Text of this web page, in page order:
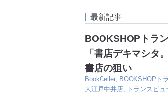
最新記事
BOOKSHOPトラ
「書店デキマシタ
書店の狙い
BookCeller, BOOKSHOPト
大江戸中井店
トランスビュ